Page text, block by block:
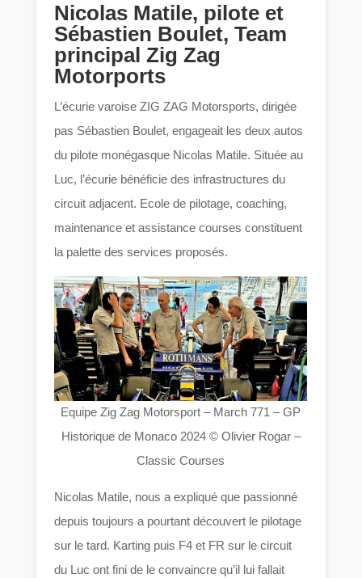
Nicolas Matile, pilote et
Sébastien Boulet, Team
principal Zig Zag
Motorports
L’écurie varoise ZIG ZAG Motorsports, dirigée
pas Sébastien Boulet, engageait les deux autos
du pilote monégasque Nicolas Matile. Située au
Luc, l’écurie bénéficie des infrastructures du
circuit adjacent. Ecole de pilotage, coaching,
maintenance et assistance courses constituent
la palette des services proposés.
Equipe Zig Zag Motorsport – March 771 – GP
Historique de Monaco 2024 © Olivier Rogar –
Classic Courses
Nicolas Matile, nous a expliqué que passionné
depuis toujours a pourtant découvert le pilotage
sur le tard. Karting puis F4 et FR sur le circuit
du Luc ont fini de le convaincre qu’il lui fallait